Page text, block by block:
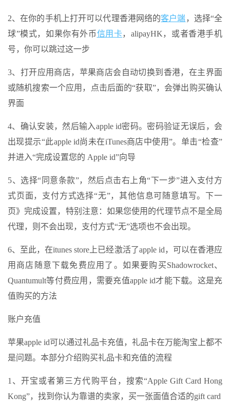
2、在你的手机上打开可以代理香港网络的客户端，选择“全
球”模式，如果你有外币信用卡，alipayHK，或者香港手机
号，你可以跳过这一步
3、打开应用商店，苹果商店会自动切换到香港，在主界面
或随机搜索一个应用，点击后面的“获取”，会弹出购买确认
界面
4、确认安装，然后输入apple id密码。密码验证无误后，会
出现提示“此apple id尚未在iTunes商店中使用”。单击“检查”
并进入“完成设置您的 Apple id”向导
5、选择“同意条款”，然后点击右上角“下一步”进入支付方
式页面，支付方式选择“无”，其他信息可随意填写。下一
页》完成设置，特别注意：如果您使用的代理节点不是全局
代理，则不会出现，支付方式“无”选项也不会出现。
6、至此，在itunes store上已经激活了apple id，可以在香港应
用商店随意下载免费应用了。如果要购买Shadowrocket、
Quantumult等付费应用，需要充值apple id才能下载。这是充
值购买的方法
账户充值
苹果apple id可以通过礼品卡充值，礼品卡在万能淘宝上都不
是问题。本部分介绍购买礼品卡和充值的流程
1、开宝或者第三方代购平台，搜索“Apple Gift Card Hong
Kong”，找到你认为靠谱的卖家，买一张面值合适的gift card